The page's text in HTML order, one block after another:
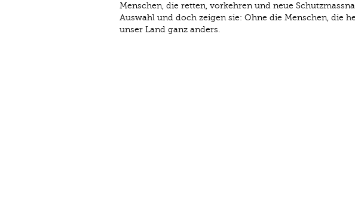
Menschen, die retten, vorkehren und neue
Auswahl und doch zeigen sie: Ohne die Menschen, die
unser Land ganz anders.